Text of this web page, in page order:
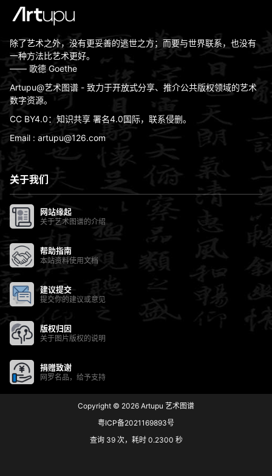
特质艺术流派: 后印象主义;表现主
义;象征主义艺术时期…
除了艺术之外，没有更妥善的逃世之方；而要与世界联系，也没有
一种方法比艺术更好。
—— 歌德 Goethe
Artupu@艺术图谱 - 致力于开放式分享、推介公共版权领域的艺术
数字资源。
CC BY4.0：知识共享 署名4.0国际，联系侵删。
Email : artupu@126.com
关于我们
网站缘起
关于艺术图谱的介绍
帮助指南
本站资料使用文档
建议提交
提交你的建议或意见
版权归因
关于图片版权的说明
捐赠致谢
网罗名品，给予支持
Copyright © 2026 Artupu 艺术图谱
粤ICP备2021169893号
查询 39 次，耗时 0.2300 秒